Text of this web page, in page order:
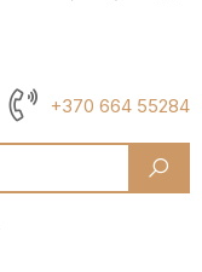
+370 664 55284